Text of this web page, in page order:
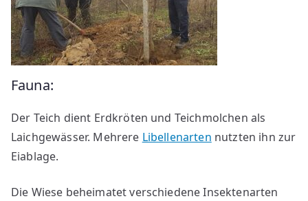
Fauna:
Der Teich dient Erdkröten und Teichmolchen als
Laichgewässer. Mehrere Libellenarten nutzten ihn zur
Eiablage.
Die Wiese beheimatet verschiedene Insektenarten